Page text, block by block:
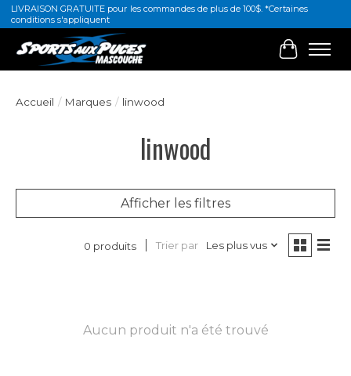
LIVRAISON GRATUITE pour les commandes de plus de 100$. *Certaines
conditions s'appliquent
Panier
Accueil / Marques / linwood
linwood
Afficher les filtres
0 produits Trier par Les plus vus
Aucun produit n'a été trouvé